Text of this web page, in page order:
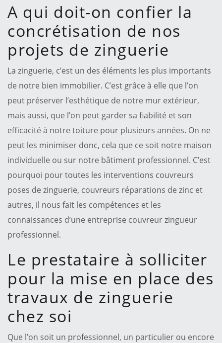
A qui doit-on confier la
concrétisation de nos
projets de zinguerie
La zinguerie, c’est un des éléments les plus importants
de notre bien immobilier. C’est grâce à elle que l’on
peut préserver l’esthétique de notre mur extérieur,
mais aussi, que l’on peut garder sa fiabilité et son
efficacité à notre toiture pour plusieurs années. On ne
peut les minimiser donc, cela que ce soit notre maison
individuelle ou sur notre bâtiment professionnel. C’est
pourquoi pour toutes les interventions couvreurs
poses de zinguerie, couvreurs réparations de zinc et
autres, il nous fait les compétences et les
connaissances d’une entreprise couvreur zingueur
professionnel.
Le prestataire à solliciter
pour la mise en place des
travaux de zinguerie
chez soi
Que l’on soit un professionnel, un particulier ou encore